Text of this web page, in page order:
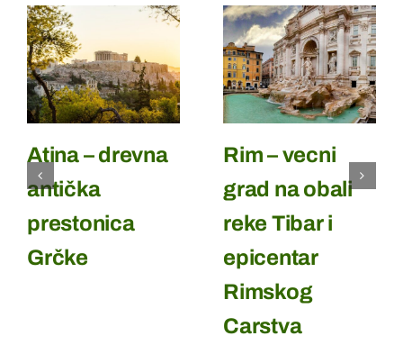
Atina – drevna
antička
prestonica
Grčke
Rim – vecni
grad na obali
reke Tibar i
epicentar
Rimskog
Carstva